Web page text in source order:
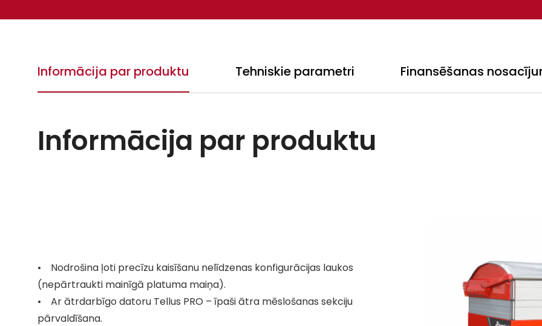
Informācija par produktu Tehniskie parametri Finansēšanas
Informācija par produktu
• Nodrošina ļoti precīzu kaisīšanu nelīdzenas konfigurācijas laukos
(nepārtraukti mainīgā platuma maiņa).
• Ar ātrdarbīgo datoru Tellus PRO – īpaši ātra mēslošanas sekciju
pārvaldīšana.